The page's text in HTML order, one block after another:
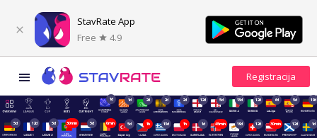
StavRate App
Free
4.9
1d 1d 2d 2d 2d 12d 5d 13d 12d 6d 5d 19d
5d 12d 5d 30min 5d 0min 5d 1h 13d 1h 1d 45min 19d 12d 30min 12d 1d